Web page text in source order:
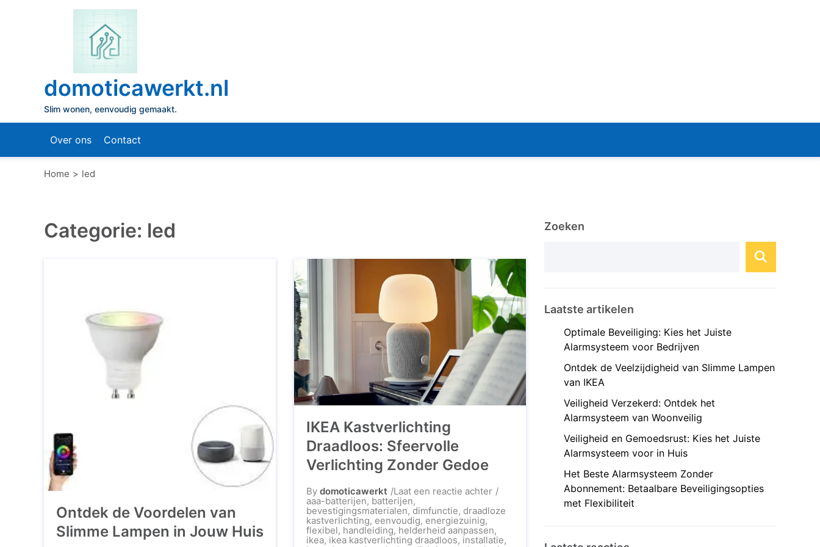
domoticawerkt.nl
Slim wonen, eenvoudig gemaakt.
Over ons Contact
Home led
Categorie: led
Ontdek de Voordelen van
Slimme Lampen in Jouw Huis
IKEA Kastverlichting
Draadloos: Sfeervolle
Verlichting Zonder Gedoe
By domoticawerkt Laat een reactie achterop
Kastverlichting
Sfeervolle
Verlichting
aaa-batterijen, batterijen,
bevestigingsmaterialen, dimfunctie, draadloze
kastverlichting, eenvoudig, energiezuinig,
flexibel, handleiding, helderheid aanpassen,
ikea, ikea kastverlichting draadloos, installatie,
Zoeken
Laatste artikelen
Optimale Beveiliging: Kies het Juiste
Alarmsysteem voor Bedrijven
Ontdek de Veelzijdigheid van Slimme Lampen
van IKEA
Veiligheid Verzekerd: Ontdek het
Alarmsysteem van Woonveilig
Veiligheid en Gemoedsrust: Kies het Juiste
Alarmsysteem voor in Huis
Het Beste Alarmsysteem Zonder
Abonnement: Betaalbare Beveiligingsopties
met Flexibiliteit